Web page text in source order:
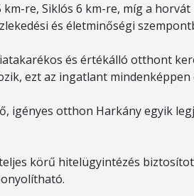
km-re, Siklós 6 km-re, míg a
és életminőségi
és értékálló otthont
ezt az ingatlant mindenképpen
igényes otthon Harkány egyik
körű hitelügyintézés